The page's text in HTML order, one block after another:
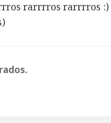
rarrrros rarrrros :)